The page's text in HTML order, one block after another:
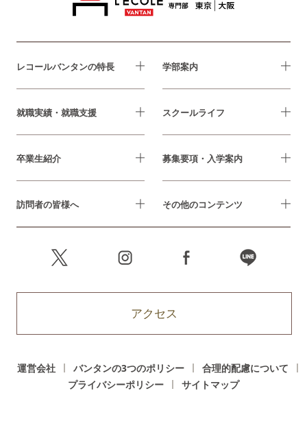
レコールバンタンの特長 学部案内
就職実績・就職支援 スクールライフ
卒業生紹介 募集要項・入学案内
訪問者の皆様へ その他のコンテンツ
アクセス
運営会社 バンタンの3つのポリシー
合理的配慮について
プライバシーポリシー
サイトマップ